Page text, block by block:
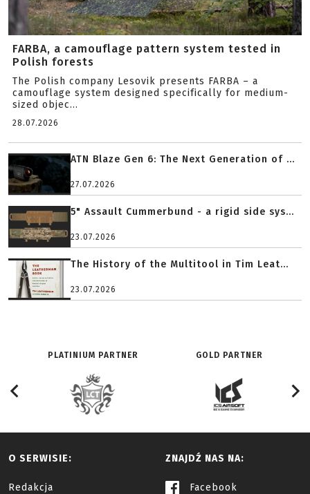
FARBA, a camouflage pattern system tested in
Polish forests
The Polish company Lesovik presents FARBA – a
camouflage system designed specifically for medium-
sized objec...
28.07.2026
ATN Blaze Gen 6: The Next Generation of ...
27.07.2026
5" Assault Cummerbund - a rigid side sys...
23.07.2026
The History of the Multitool in Tim Leat...
23.07.2026
PLATINIUM PARTNER GOLD PARTNER
O SERWISIE:
Redakcja
ZNAJDŹ NAS NA:
Facebook